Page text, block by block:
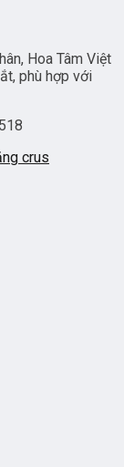
Hoa Tâm Việt
phù hợp với
crus